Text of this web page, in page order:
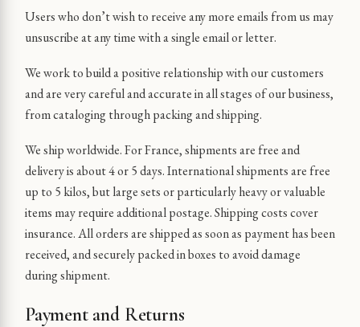
Users who don’t wish to receive any more emails from us may
unsuscribe at any time with a single email or letter.
We work to build a positive relationship with our customers
and are very careful and accurate in all stages of our business,
from cataloging through packing and shipping.
We ship worldwide. For France, shipments are free and
delivery is about 4 or 5 days. International shipments are free
up to 5 kilos, but large sets or particularly heavy or valuable
items may require additional postage. Shipping costs cover
insurance. All orders are shipped as soon as payment has been
received, and securely packed in boxes to avoid damage
during shipment.
Payment and Returns